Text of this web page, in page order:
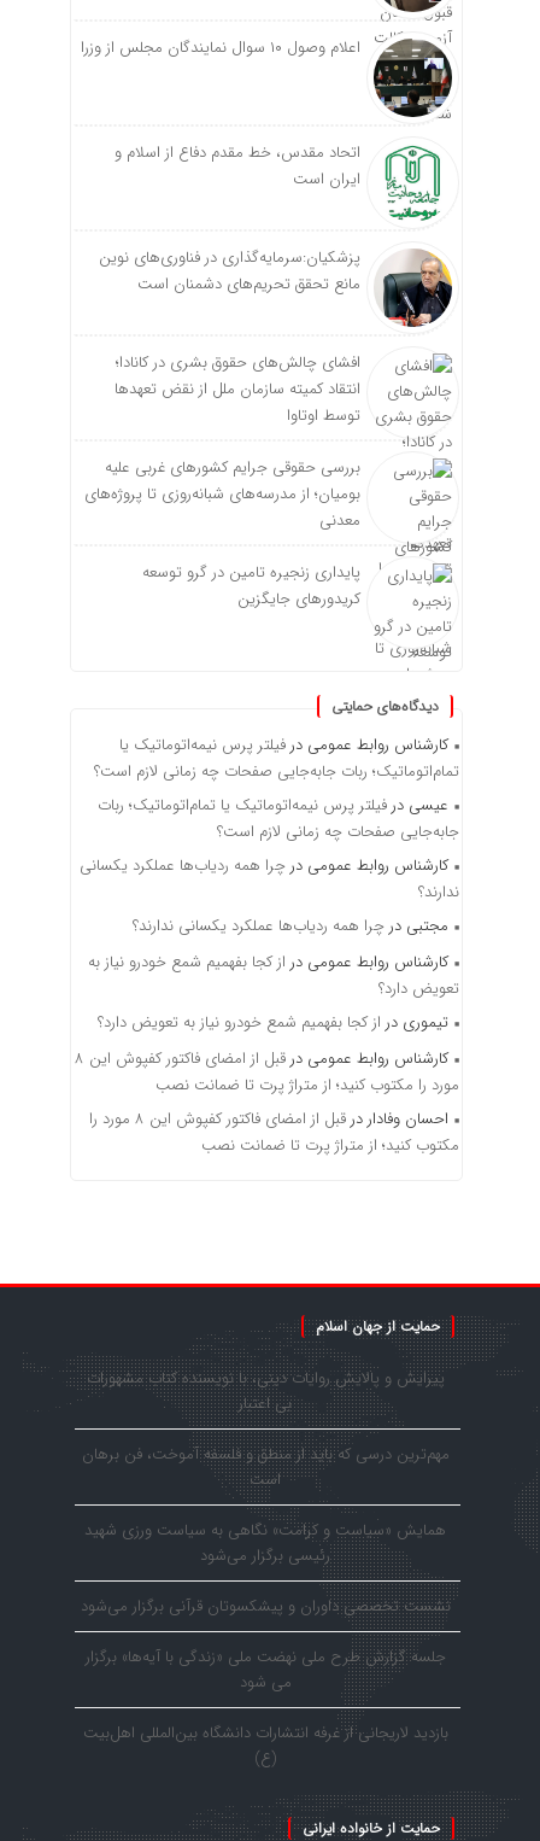
اعلام وصول ۱۰ سوال نمایندگان مجلس از وزرا
اتحاد مقدس، خط مقدم دفاع از اسلام و
ایران است
پزشکیان:سرمایه‌گذاری در فناوری‌های نوین
مانع تحقق تحریم‌های دشمنان است
افشای چالش‌های حقوق بشری در کانادا؛
انتقاد کمیته سازمان ملل از نقض تعهد‌ها
توسط اوتاوا
بررسی حقوقی جرایم کشور‌های غربی علیه
بومیان؛ از مدرسه‌های شبانه‌روزی تا پروژه‌های
معدنی
پایداری زنجیره تامین در گرو توسعه
کریدورهای جایگزین
دیدگاه‌های حمایتی
کارشناس روابط عمومی در فیلتر پرس نیمه‌اتوماتیک یا
تمام‌اتوماتیک؛ ربات جابه‌جایی صفحات چه زمانی لازم است؟
عیسی در فیلتر پرس نیمه‌اتوماتیک یا تمام‌اتوماتیک؛ ربات
جابه‌جایی صفحات چه زمانی لازم است؟
کارشناس روابط عمومی در چرا همه ردیاب‌ها عملکرد یکسانی
ندارند؟
مجتبی در چرا همه ردیاب‌ها عملکرد یکسانی ندارند؟
کارشناس روابط عمومی در از کجا بفهمیم شمع خودرو نیاز به
تعویض دارد؟
تیموری در از کجا بفهمیم شمع خودرو نیاز به تعویض دارد؟
کارشناس روابط عمومی در
قبل از امضای فاکتور کفپوش این ۸
مورد را مکتوب کنید؛ از متراژ پرت تا ضمانت نصب
احسان وفادار در
قبل از امضای فاکتور کفپوش این ۸ مورد را
مکتوب کنید؛ از متراژ پرت تا ضمانت نصب
حمایت از جهان اسلام
پیرایش و پالایش روایات دینی، با نویسنده کتاب مشهورات
بی اعتبار
مهم‌ترین درسی که باید از منطق و فلسفه آموخت، فن برهان
است
همایش «سیاست و کرامت» نگاهی به سیاست ورزی شهید
رئیسی برگزار می‌شود
نشست تخصصی داوران و پیشکسوتان قرآنی برگزار می‌شود
جلسه گزارش طرح ملی نهضت ملی «زندگی با آیه‌ها» برگزار
می شود
بازدید لاریجانی از غرفه انتشارات دانشگاه بین‌المللی اهل‌بیت
(ع)
حمایت از خانواده ایرانی